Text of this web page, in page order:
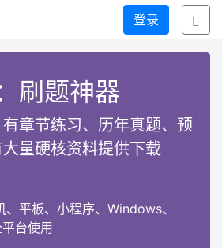
登录
刷题神器
章节练习、历年真题、预
量硬核资料提供下载
平板、小程序、Windows、
台使用